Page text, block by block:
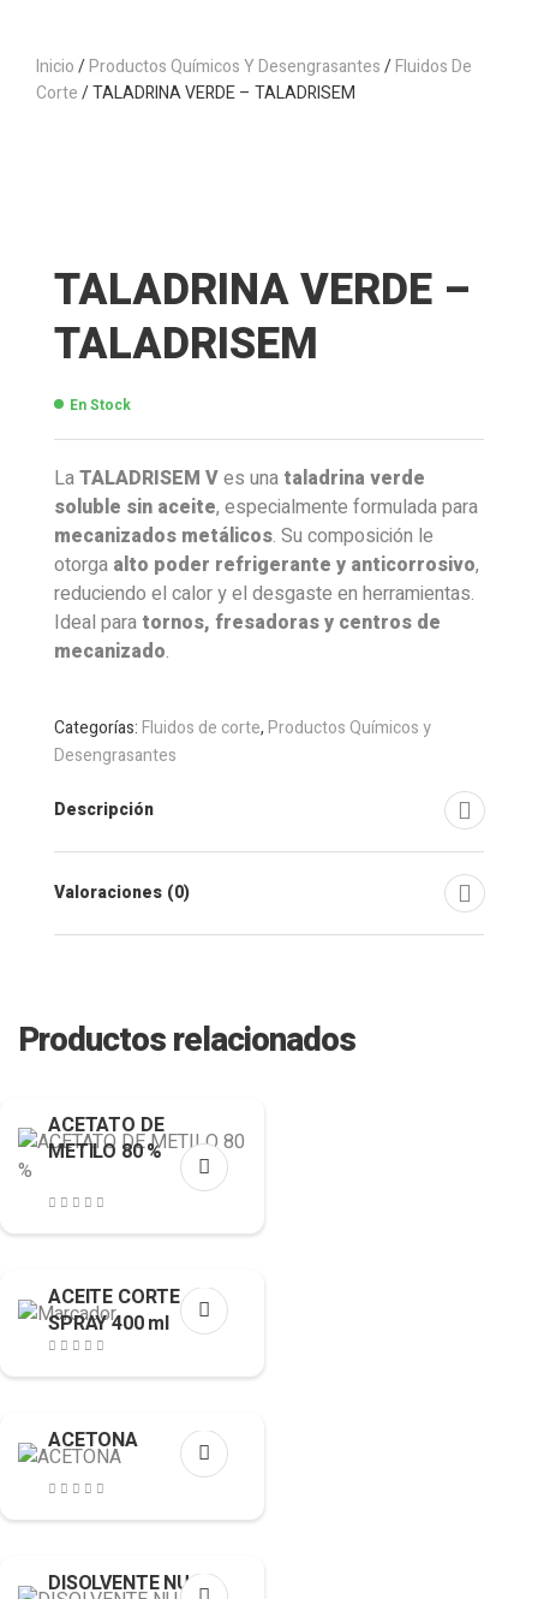
Inicio/Productos Químicos Y Desengrasantes/Fluidos De
Corte/ TALADRINA VERDE – TALADRISEM
TALADRINA VERDE –
TALADRISEM
En Stock
LaTALADRISEM Ves una taladrina verde
soluble sin aceite, especialmente formulada para
mecanizados metálicos. Su composición le
otorga alto poder refrigerante y anticorrosivo,
reduciendo el calor y el desgaste en herramientas.
Ideal para tornos, fresadoras y centros de
mecanizado.
Categorías:Fluidos de corte,Productos Químicos y
Desengrasantes
Descripción
Valoraciones (0)
Productos relacionados
ACETATO DE
METILO 80 %
ACEITE CORTE
SPRAY 400 ml
ACETONA
DISOLVENTE NU 5